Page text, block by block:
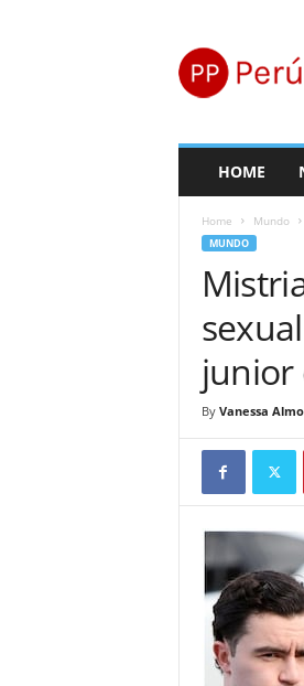
r
ú
HOME
Home Mundo
MUNDO
junior
By Vanessa